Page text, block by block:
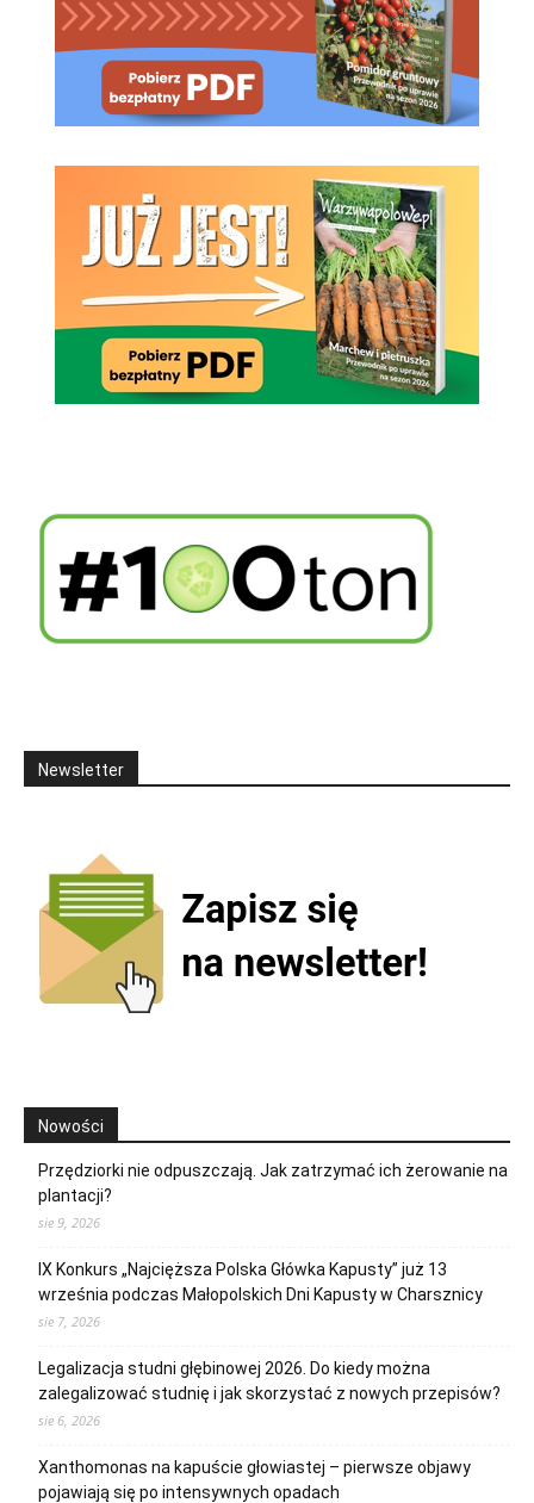
Newsletter
Nowości
Przędziorki nie odpuszczają. Jak zatrzymać ich żerowanie na
plantacji?
sie 9, 2026
IX Konkurs „Najcięższa Polska Główka Kapusty” już 13
września podczas Małopolskich Dni Kapusty w Charsznicy
sie 7, 2026
Legalizacja studni głębinowej 2026. Do kiedy można
zalegalizować studnię i jak skorzystać z nowych przepisów?
sie 6, 2026
Xanthomonas na kapuście głowiastej – pierwsze objawy
pojawiają się po intensywnych opadach